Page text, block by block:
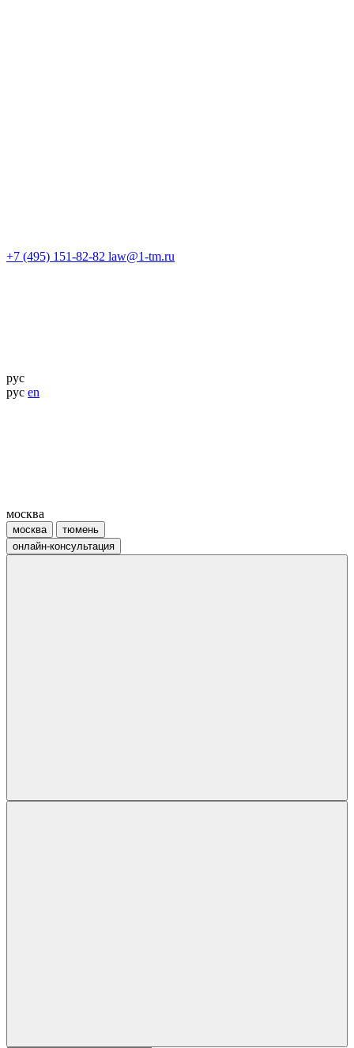
+7 (495) 151-82-82 law@1-tm.ru
рус
рус en
москва
москва
тюмень
онлайн-консультация